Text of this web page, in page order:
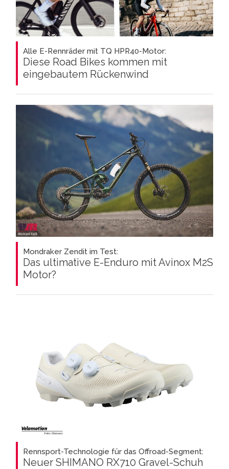
Alle E-Rennräder mit TQ HPR40-Motor:
Diese Road Bikes kommen mit
eingebautem Rückenwind
Mondraker Zendit im Test:
Das ultimative E-Enduro mit Avinox M2S
Motor?
Rennsport-Technologie für das Offroad-Segment:
Neuer SHIMANO RX710 Gravel-Schuh